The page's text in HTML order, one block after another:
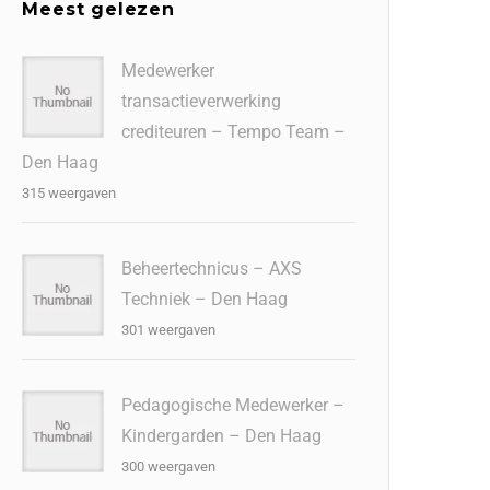
Meest gelezen
Medewerker
transactieverwerking
crediteuren – Tempo Team –
Den Haag
315 weergaven
Beheertechnicus – AXS
Techniek – Den Haag
301 weergaven
Pedagogische Medewerker –
Kindergarden – Den Haag
300 weergaven